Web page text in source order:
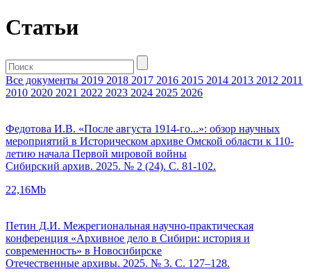
Статьи
Все документы 2019 2018 2017 2016 2015 2014 2013 2012 2011
2010 2020 2021 2022 2023 2024 2025 2026
Федотова И.В. «После августа 1914-го...»: обзор научных
мероприятий в Историческом архиве Омской области к 110-
летию начала Первой мировой войны
Сибирский архив. 2025. № 2 (24). С. 81-102.
22,16Mb
Петин Д.И. Межрегиональная научно-практическая
конференция «Архивное дело в Сибири: история и
современность» в Новосибирске
Отечественные архивы. 2025. № 3. С. 127–128.